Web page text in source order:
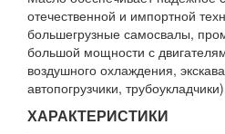
отечественной и импортной
большегрузные самосвалы,
большой мощности с
воздушного охлаждения,
автопогрузчики,
ХАРАКТЕРИСТИКИ